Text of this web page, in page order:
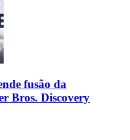
fusão da
Bros. Discovery